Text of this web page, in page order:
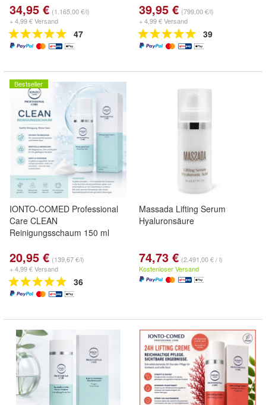
34,95 € (1.165,00 €/l)
+ 4,99 € Versand
47
39,95 € (799,00 €/l)
+ 4,99 € Versand
39
Bestseller
IONTO-COMED Professional
Care CLEAN
Reinigungsschaum 150 ml
20,95 € (139,67 €/l)
+ 4,99 € Versand
36
Massada Lifting Serum
Hyaluronsäure
74,73 € (2.491,00 € / l)
Kostenloser Versand